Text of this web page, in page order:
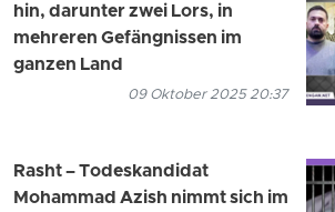
hin, darunter zwei Lors, in
mehreren Gefängnissen im
ganzen Land
09 Oktober 2025 20:37
Rasht – Todeskandidat
Mohammad Azish nimmt sich im